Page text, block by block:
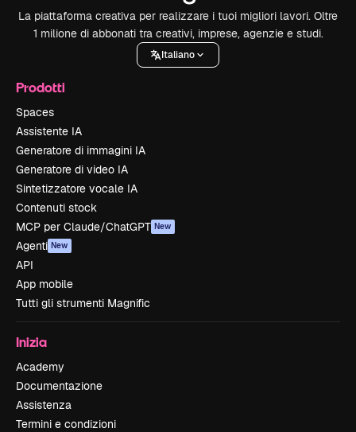
La piattaforma creativa per realizzare i tuoi migliori lavori. Oltre
1 milione di abbonati tra creativi, imprese, agenzie e studi.
Italiano
Prodotti
Spaces
Assistente IA
Generatore di immagini IA
Generatore di video IA
Sintetizzatore vocale IA
Contenuti stock
MCP per Claude/ChatGPT New
Agenti New
API
App mobile
Tutti gli strumenti Magnific
Inizia
Academy
Documentazione
Assistenza
Termini e condizioni